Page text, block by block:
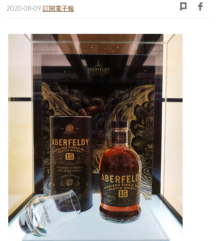
日記簿
餐桌週記
享樂隨手拍
照相簿
創意出版服務
關於Yilan
個人著作
活動實況記錄
媒體報導一覽
2020-08-09 訂閱電子報